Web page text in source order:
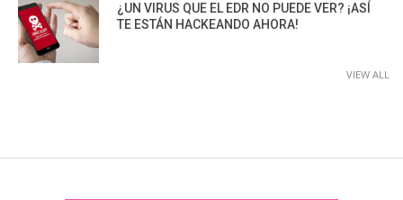
¿UN VIRUS QUE EL EDR NO PUEDE VER? ¡ASÍ
TE ESTÁN HACKEANDO AHORA!
VIEW ALL